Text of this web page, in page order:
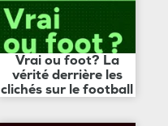
Vrai ou foot? La
vérité derrière les
clichés sur le football